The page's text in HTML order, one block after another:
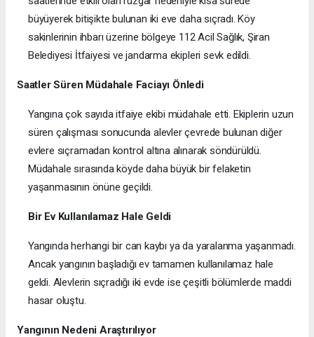
büyüyerek bitişikte bulunan iki eve daha sıçradı. Köy
sakinlerinin ihbarı üzerine bölgeye 112 Acil Sağlık, Şiran
Belediyesi İtfaiyesi ve jandarma ekipleri sevk edildi.
Saatler Süren Müdahale Faciayı Önledi
Yangına çok sayıda itfaiye ekibi müdahale etti. Ekiplerin uzun
süren çalışması sonucunda alevler çevrede bulunan diğer
evlere sıçramadan kontrol altına alınarak söndürüldü.
Müdahale sırasında köyde daha büyük bir felaketin
yaşanmasının önüne geçildi.
Bir Ev Kullanılamaz Hale Geldi
Yangında herhangi bir can kaybı ya da yaralanma yaşanmadı.
Ancak yangının başladığı ev tamamen kullanılamaz hale
geldi. Alevlerin sıçradığı iki evde ise çeşitli bölümlerde maddi
hasar oluştu.
Yangının Nedeni Araştırılıyor